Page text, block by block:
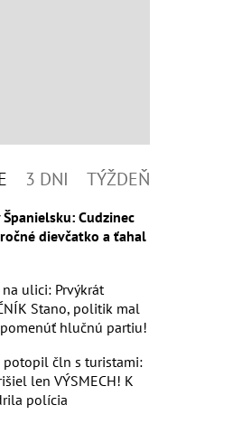
3 DNI TÝŽDEŇ
Cudzinec
dievčatko a ťahal
ulici: Prvýkrát
Stano, politik mal
hlučnú partiu!
potopil čln s turistami:
len VÝSMECH! K
polícia